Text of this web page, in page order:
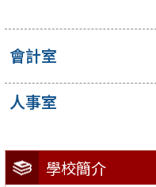
學校簡介
會計室
人事室